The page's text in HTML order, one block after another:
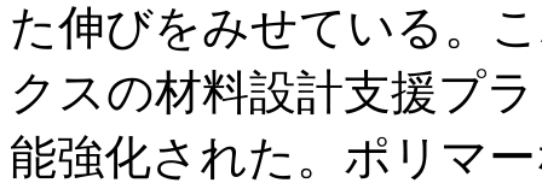
た伸びをみせている。
クスの材料設計支援プ
能強化された。ポリマ